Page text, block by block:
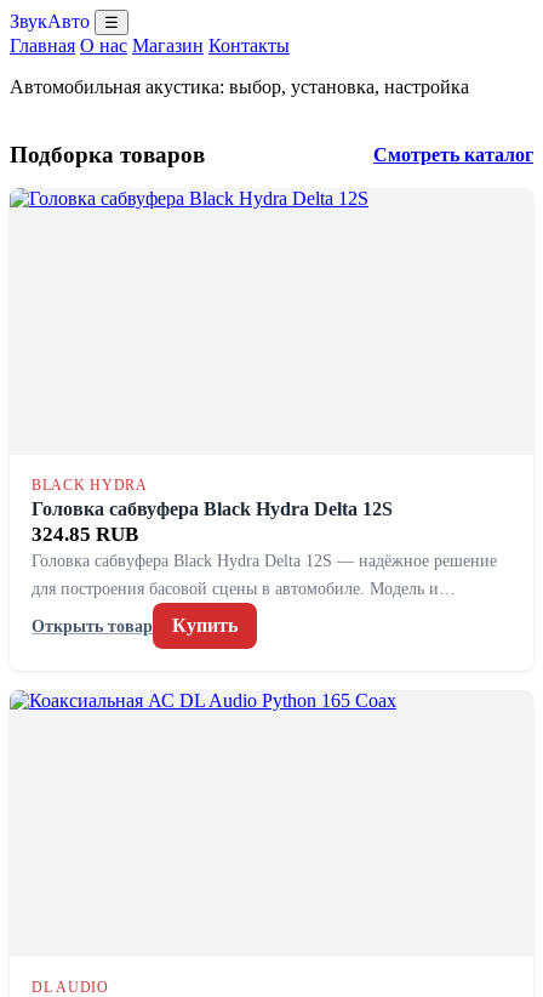
ЗвукАвто ☰
Главная О нас Магазин Контакты
Автомобильная акустика: выбор, установка, настройка
Подборка товаров Смотреть каталог
BLACK HYDRA
Головка сабвуфера Black Hydra Delta 12S
324.85 RUB
Головка сабвуфера Black Hydra Delta 12S — надёжное решение
для построения басовой сцены в автомобиле. Модель и…
Открыть товар
Купить
DL AUDIO